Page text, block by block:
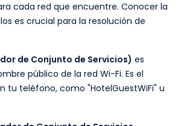
cada red que encuentre. Conocer la
es crucial para la resolución de
de Conjunto de Servicios) es
público de la red Wi-Fi. Es el
tu teléfono, como "HotelGuestWiFi" u